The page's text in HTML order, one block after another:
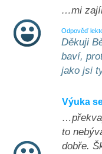
…mi
Odpověď
Děkuji
baví,
jako jsi
Výuka
to
dobře.